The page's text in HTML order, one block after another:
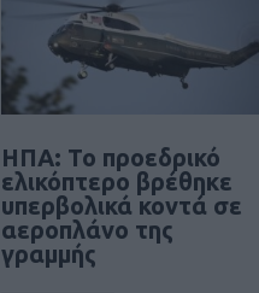
ΗΠΑ: Το προεδρικό
ελικόπτερο βρέθηκε
υπερβολικά κοντά σε
αεροπλάνο της
γραμμής